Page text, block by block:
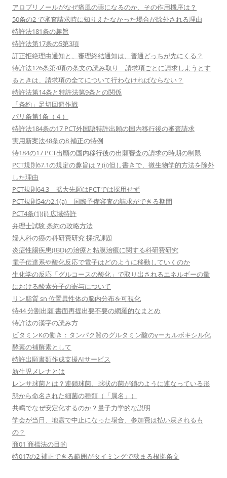
アロプリノールがなぜ痛風の薬になるのか、その作用機序は？
50条の2 で審査請求時に知りえたなかった場合が除外される理由
特許法181条の趣旨
特許法第17条の5第3項
訂正拒絶理由通知と、審理終結通知は、普通どっちが先にくる？
特許法126条第4項の条文の読み取り 請求項ごとに請求しようとす
るときは、請求項の全てについて行わなければならない？
特許法第14条と特許法第9条との関係
「条約」足切回避作戦
パリ条第1条（４）
特許法184条の17 PCT外国語特許出願の国内移行後の審査請求
実用新案法48条の8 補正の特例
特184の17 PCT出願の国内移行後の出願審査の請求の時期の制限
PCT規則67.1の規定の趣旨は？(ii)但し書きで、微生物学的方法を除外
した理由
PCT規則64.3 拡大先願はPCTでは採用せず
PCT規則54の2.1(a) 国際予備審査の請求ができる期間
PCT4条(1)(ii) 広域特許
弁理士試験 条約の攻略方法
婦人科の癌の科研費研究 採択課題
炎症性腸疾患(IBD)の治療と粘膜治癒に関する科研費研究
電子伝達系や酸化反応で電子はどのように移動していくのか
生化学の反応「グルコースの酸化」で取り出されるエネルギーの量
における酸素分子の寄与について
リン脂質 sn 位置異性体の脳内分布を可視化
特44 分割出願 書面再提出要不要の網羅的なまとめ
特許法の漢字の読み方
ビタミンKの働き：タンパク質のグルタミン酸のγーカルボキシル化
酵素の補酵素として
特許出願書類作成支援AIサービス
新生児メレナとは
レンサ球菌とは？連鎖球菌、球状の菌が鎖のように連なっている形
態から命名された細菌の種類（「属名」）
共鳴でなぜ安定化するのか？量子力学的な説明
学会が当日、地震で中止になった場合、参加費は払い戻されるも
の？
商01 商標法の目的
特017の2 補正できる範囲がタイミングで狭まる根拠条文